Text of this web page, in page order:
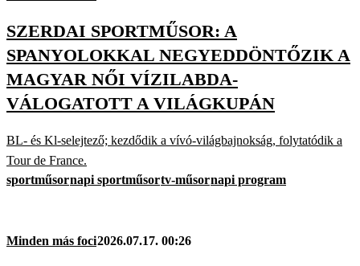
SZERDAI SPORTMŰSOR: A
SPANYOLOKKAL NEGYEDDÖNTŐZIK A
MAGYAR NŐI VÍZILABDA-
VÁLOGATOTT A VILÁGKUPÁN
BL- és Kl-selejtező; kezdődik a vívó-világbajnokság, folytatódik a
Tour de France.
sportműsornapi sportműsortv-műsornapi program
Minden más foci2026.07.17. 00:26